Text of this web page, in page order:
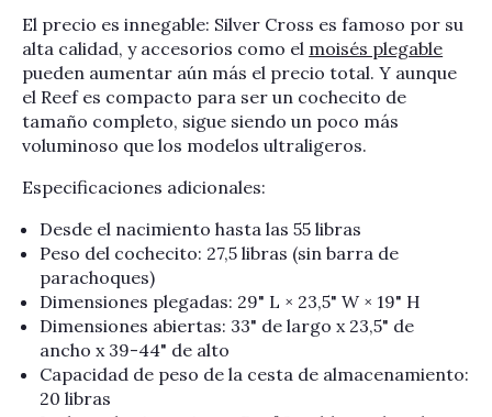
El precio es innegable: Silver Cross es famoso por su
alta calidad, y accesorios como el moisés plegable
pueden aumentar aún más el precio total. Y aunque
el Reef es compacto para ser un cochecito de
tamaño completo, sigue siendo un poco más
voluminoso que los modelos ultraligeros.
Especificaciones adicionales:
Desde el nacimiento hasta las 55 libras
Peso del cochecito: 27,5 libras (sin barra de
parachoques)
Dimensiones plegadas: 29" L × 23,5" W × 19" H
Dimensiones abiertas: 33" de largo x 23,5" de
ancho x 39-44" de alto
Capacidad de peso de la cesta de almacenamiento:
20 libras